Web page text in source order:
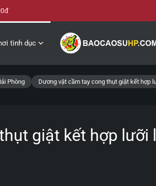
tình dục
Phòng Dương vật cầm tay cong thụt giật kết hợp
giật kết hợp lưỡi